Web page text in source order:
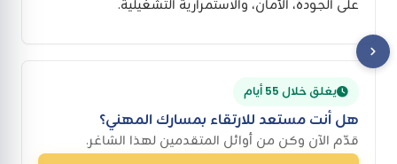
يغلق خلال 55 أيام
هل أنت مستعد للارتقاء بمسارك المهني؟
قدّم الآن وكن من أوائل المتقدمين لهذا الشاغر.
على الجودة، الأمان، والاستمرارية التشغيلية.